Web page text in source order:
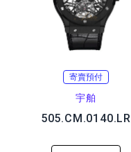
寄賣預付
宇舶
505.CM.0140.LR